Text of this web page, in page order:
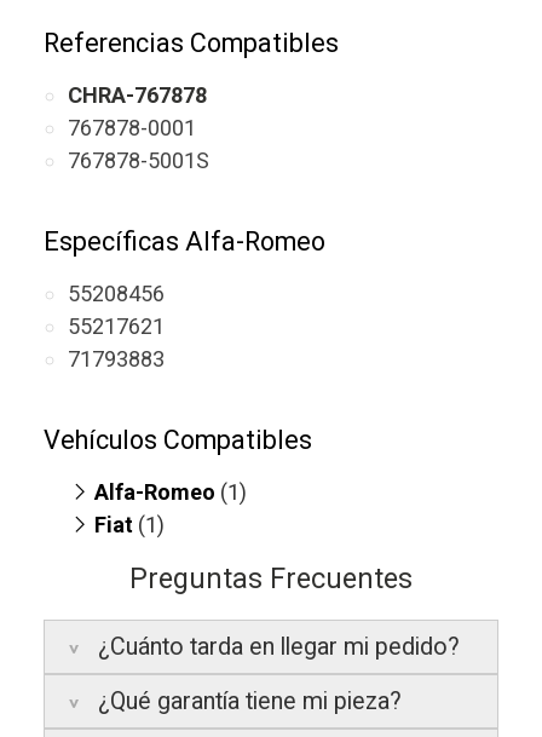
Referencias Compatibles
CHRA-767878
767878-0001
767878-5001S
Específicas Alfa-Romeo
55208456
55217621
71793883
Vehículos Compatibles
Alfa-Romeo (1)
Brera 2.4
Fiat (1)
Euro IV)
Preguntas Frecuentes
¿Cuánto tarda en llegar mi pedido?
Península:Entregamos en un plazo
¿Qué garantía tiene mi pieza?